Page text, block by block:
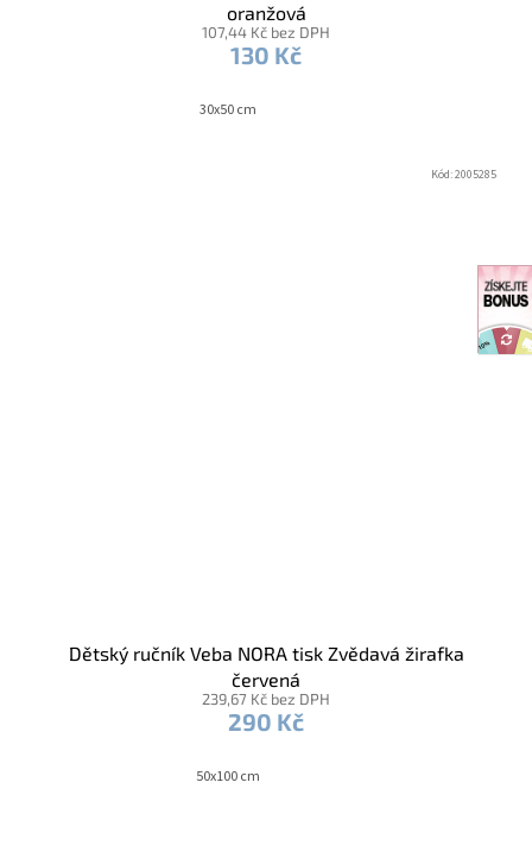
oranžová
107,44 Kč bez DPH
130 Kč
30x50 cm
Dětský ručník Veba NORA tisk Zvědavá žirafka
červená
239,67 Kč bez DPH
290 Kč
50x100 cm
Kód:2005285